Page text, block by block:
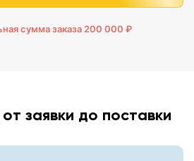
сумма заказа 200 000 ₽
заявки до поставки